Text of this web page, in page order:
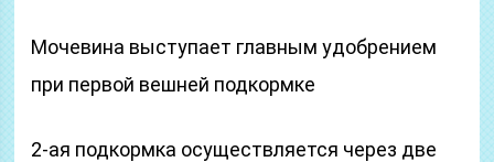
Мочевина выступает главным удобрением
при первой вешней подкормке
2-ая подкормка осуществляется через две